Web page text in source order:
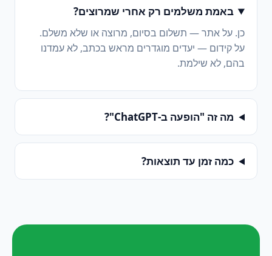
באמת משלמים רק אחרי שמרוצים?
כן. על אתר — תשלום בסיום, מרוצה או שלא משלם.
על קידום — יעדים מוגדרים מראש בכתב, לא עמדנו
בהם, לא שילמת.
מה זה "הופעה ב-ChatGPT"?
כמה זמן עד תוצאות?